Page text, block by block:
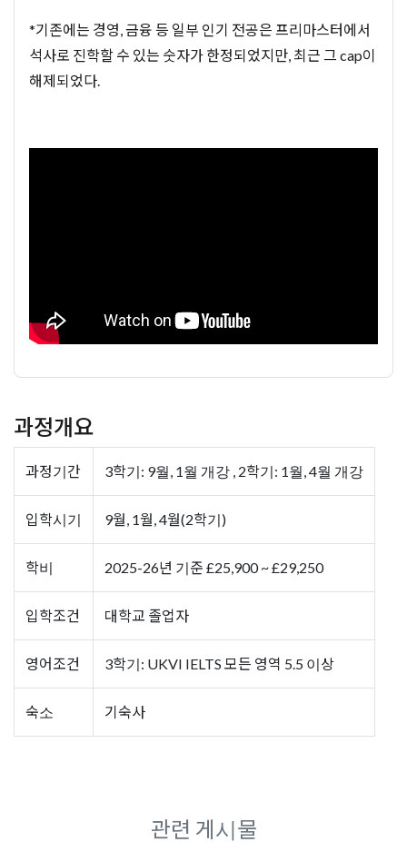
*기존에는 경영, 금융 등 일부 인기 전공은 프리마스터에서
석사로 진학할 수 있는 숫자가 한정되었지만, 최근 그 cap이
해제되었다.
과정개요
과정기간 3학기: 9월, 1월 개강 , 2학기: 1월, 4월 개강
입학시기 9월, 1월, 4월(2학기)
학비 2025-26년 기준 £25,900 ~ £29,250
입학조건 대학교 졸업자
영어조건 3학기: UKVI IELTS 모든 영역 5.5 이상
숙소 기숙사
관련 게시물